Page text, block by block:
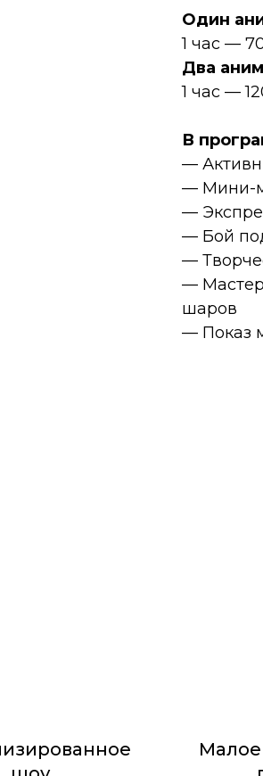
Один
1 час —
Два
1 час —
В
—
— Мини-
—
— Бой
—
—
шаров
— Показ